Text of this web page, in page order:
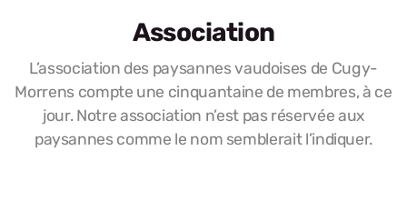
Association
L’association des paysannes vaudoises de Cugy-
Morrens compte une cinquantaine de membres, à ce
jour. Notre association n’est pas réservée aux
paysannes comme le nom semblerait l’indiquer.